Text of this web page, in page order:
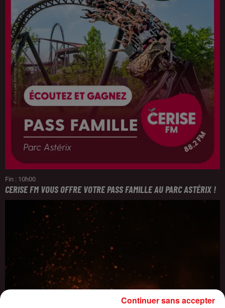
Fin : 10h00
CERISE FM VOUS OFFRE VOTRE PASS FAMILLE AU PARC ASTÉRIX !
Continuer sans accepter